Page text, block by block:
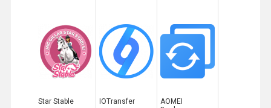
Star Stable
IOTransfer
AOMEI